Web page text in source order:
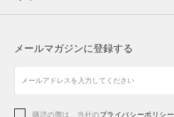
アクセサリー
アクセサリー
シューズ
シューズ
メールマガジンに登録する
購読の際は、当社のプライバシーポリシー